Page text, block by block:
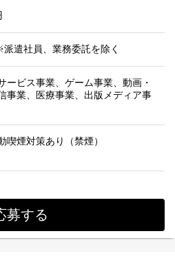
遣社員、業務委託を除く
ービス事業、ゲーム事業、動画・
事業、医療事業、出版メディア事
喫煙対策あり（禁煙）
募する